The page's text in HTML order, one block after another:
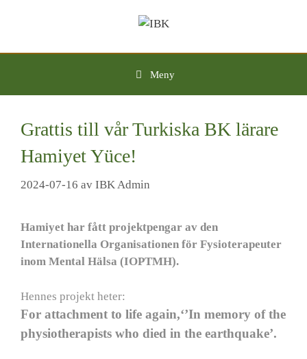
Meny
Grattis till vår Turkiska BK lärare
Hamiyet Yüce!
2024-07-16 av IBK Admin
Hamiyet har fått projektpengar av den
Internationella Organisationen för Fysioterapeuter
inom Mental Hälsa (IOPTMH).
Hennes projekt heter:
For attachment to life again,‘’In memory of the
physiotherapists who died in the earthquake’.